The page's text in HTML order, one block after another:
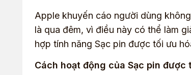
Apple khuyến cáo người dùng
là qua đêm, vì điều này có thể làm
hợp tính năng Sạc pin được tối ưu
Cách hoạt động của Sạc pin được